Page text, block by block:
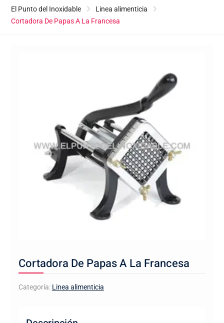
El Punto del Inoxidable
Linea alimenticia
Cortadora De Papas A La Francesa
Cortadora De Papas A La Francesa
Categoría: Linea alimenticia